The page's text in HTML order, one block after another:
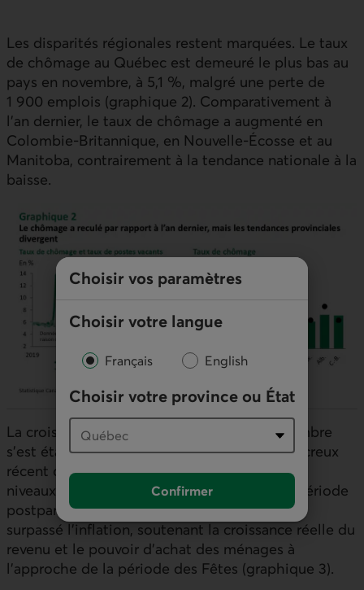
Choisir vos paramètres
Choisir votre langue
Français English
Choisir votre province ou État
Confirmer
Les disparités régionales restent marquées. Le taux
de chômage au Québec est demeuré le plus bas au
pays en novembre, à 5,1 %, malgré une perte de
1 900 emplois (graphique 2). Comparativement à
l’an dernier, le taux de chômage a augmenté en
Colombie‑Britannique, en Nouvelle‑Écosse et au
Manitoba, contrairement à la tendance nationale à la
baisse.
La croissance moyenne des salaires en novembre
s’est établie à 3,6 % sur un an, au-dessus du creux
récent observé en juin, mais bien en deçà des
niveaux supérieurs à 5 % qui ont marqué la période
postpandémique. Les hausses salariales ont
surpassé l’inflation, soutenant la croissance réelle du
revenu et le pouvoir d’achat des ménages à
l’approche de la période des Fêtes (graphique 3).